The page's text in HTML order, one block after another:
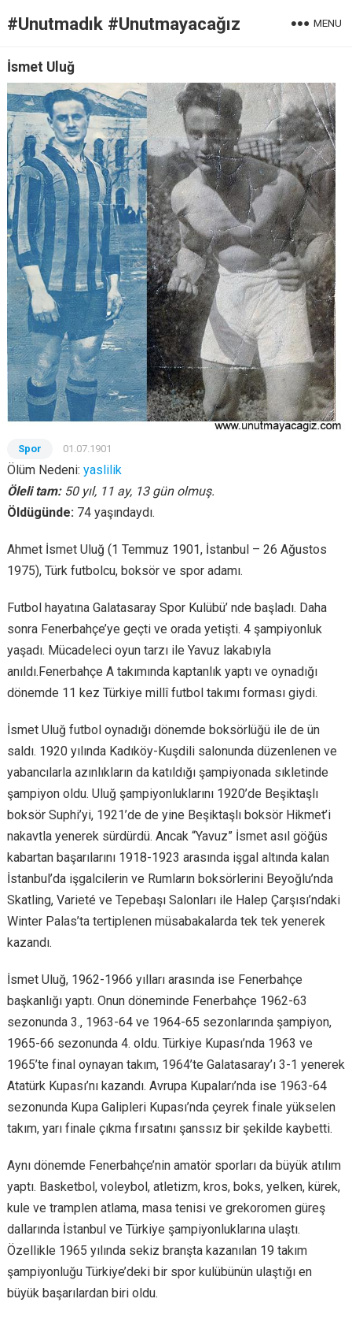
#Unutmadık #Unutmayacağız MENU
İsmet Uluğ
Spor 01.07.1901
Ölüm Nedeni: yaslilik
Öleli tam: 50 yıl, 11 ay, 13 gün olmuş.
Öldügünde: 74 yaşındaydı.
Ahmet İsmet Uluğ (1 Temmuz 1901, İstanbul – 26 Ağustos
1975), Türk futbolcu, boksör ve spor adamı.
Futbol hayatına Galatasaray Spor Kulübü’ nde başladı. Daha
sonra Fenerbahçe’ye geçti ve orada yetişti. 4 şampiyonluk
yaşadı. Mücadeleci oyun tarzı ile Yavuz lakabıyla
anıldı.Fenerbahçe A takımında kaptanlık yaptı ve oynadığı
dönemde 11 kez Türkiye millî futbol takımı forması giydi.
İsmet Uluğ futbol oynadığı dönemde boksörlüğü ile de ün
saldı. 1920 yılında Kadıköy-Kuşdili salonunda düzenlenen ve
yabancılarla azınlıkların da katıldığı şampiyonada sıkletinde
şampiyon oldu. Uluğ şampiyonluklarını 1920’de Beşiktaşlı
boksör Suphi’yi, 1921’de de yine Beşiktaşlı boksör Hikmet’i
nakavtla yenerek sürdürdü. Ancak “Yavuz” İsmet asıl göğüs
kabartan başarılarını 1918-1923 arasında işgal altında kalan
İstanbul’da işgalcilerin ve Rumların boksörlerini Beyoğlu’nda
Skatling, Varieté ve Tepebaşı Salonları ile Halep Çarşısı’ndaki
Winter Palas’ta tertiplenen müsabakalarda tek tek yenerek
kazandı.
İsmet Uluğ, 1962-1966 yılları arasında ise Fenerbahçe
başkanlığı yaptı. Onun döneminde Fenerbahçe 1962-63
sezonunda 3., 1963-64 ve 1964-65 sezonlarında şampiyon,
1965-66 sezonunda 4. oldu. Türkiye Kupası’nda 1963 ve
1965’te final oynayan takım, 1964’te Galatasaray’ı 3-1 yenerek
Atatürk Kupası’nı kazandı. Avrupa Kupaları’nda ise 1963-64
sezonunda Kupa Galipleri Kupası’nda çeyrek finale yükselen
takım, yarı finale çıkma fırsatını şanssız bir şekilde kaybetti.
Aynı dönemde Fenerbahçe’nin amatör sporları da büyük atılım
yaptı. Basketbol, voleybol, atletizm, kros, boks, yelken, kürek,
kule ve tramplen atlama, masa tenisi ve grekoromen güreş
dallarında İstanbul ve Türkiye şampiyonluklarına ulaştı.
Özellikle 1965 yılında sekiz branşta kazanılan 19 takım
şampiyonluğu Türkiye’deki bir spor kulübünün ulaştığı en
büyük başarılardan biri oldu.